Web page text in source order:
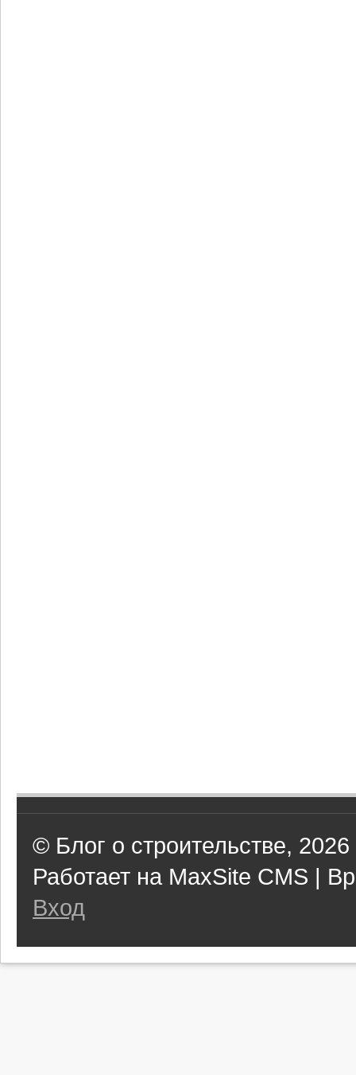
© Блог о строительстве, 2026
Работает на MaxSite CMS |
Вход